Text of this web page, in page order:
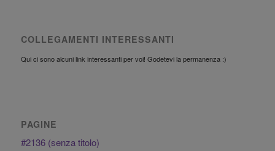
COLLEGAMENTI INTERESSANTI
Qui ci sono alcuni link interessanti per voi! Godetevi la permanenza :)
PAGINE
#2136 (senza titolo)